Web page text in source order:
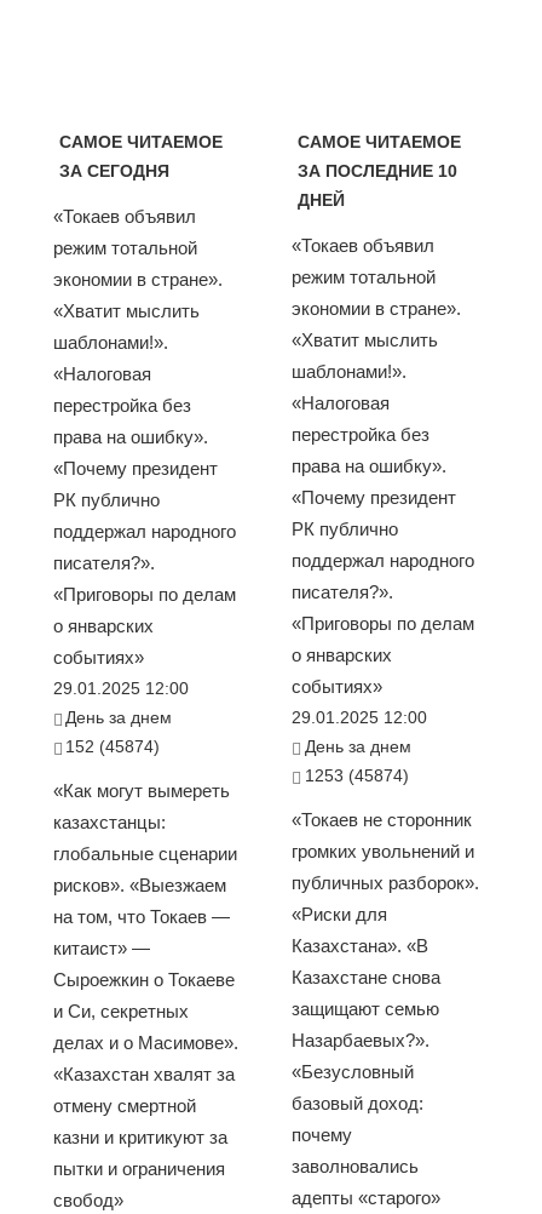
САМОЕ ЧИТАЕМОЕ
ЗА СЕГОДНЯ
«Токаев объявил
режим тотальной
экономии в стране».
«Хватит мыслить
шаблонами!».
«Налоговая
перестройка без
права на ошибку».
«Почему президент
РК публично
поддержал народного
писателя?».
«Приговоры по делам
о январских
событиях»
29.01.2025 12:00
День за днем
152 (45874)
«Как могут вымереть
казахстанцы:
глобальные сценарии
рисков». «Выезжаем
на том, что Токаев —
китаист» —
Сыроежкин о Токаеве
и Си, секретных
делах и о Масимове».
«Казахстан хвалят за
отмену смертной
казни и критикуют за
пытки и ограничения
свобод»
САМОЕ ЧИТАЕМОЕ
ЗА ПОСЛЕДНИЕ 10
ДНЕЙ
«Токаев объявил
режим тотальной
экономии в стране».
«Хватит мыслить
шаблонами!».
«Налоговая
перестройка без
права на ошибку».
«Почему президент
РК публично
поддержал народного
писателя?».
«Приговоры по делам
о январских
событиях»
29.01.2025 12:00
День за днем
1253 (45874)
«Токаев не сторонник
громких увольнений и
публичных разборок».
«Риски для
Казахстана». «В
Казахстане снова
защищают семью
Назарбаевых?».
«Безусловный
базовый доход:
почему
заволновались
адепты «старого»